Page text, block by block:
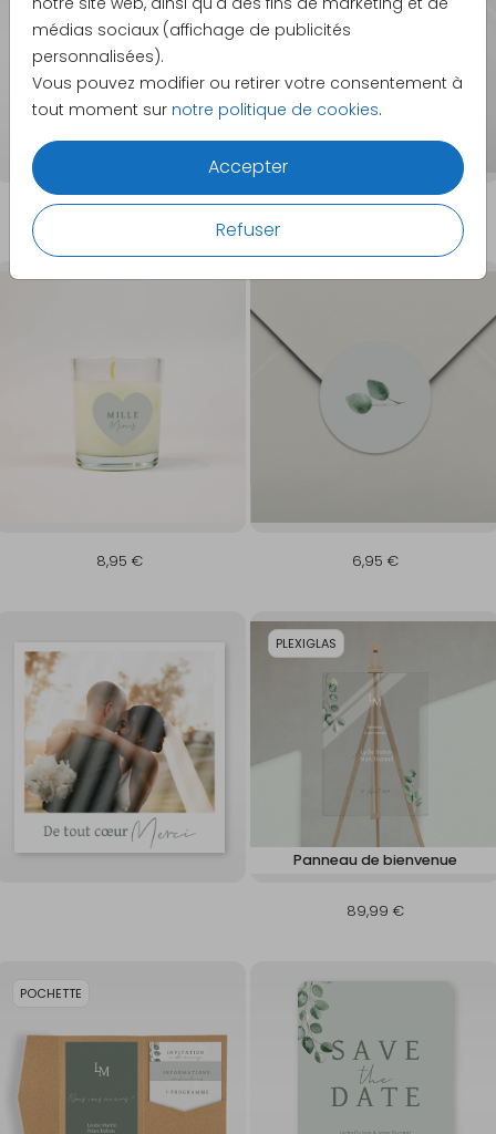
médias sociaux (affichage de publicités
personnalisées).
Vous pouvez modifier ou retirer votre consentement à
tout moment sur notre politique de cookies.
Accepter
Refuser
29,99 € 6,95 €
8,95 € 6,95 €
Panneau de bienvenue
PLEXIGLAS
89,99 €
POCHETTE